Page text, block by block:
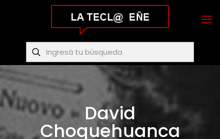
David
Choquehuanca